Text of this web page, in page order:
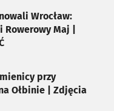
Wrocław:
Maj |
przy
Ołbinie | Zdjęcia